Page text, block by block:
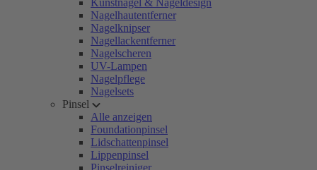
Kunstnägel & Nageldesign
Nagelhautentferner
Nagelknipser
Nagellackentferner
Nagelscheren
UV-Lampen
Nagelpflege
Nagelsets
Pinsel
Alle anzeigen
Foundationpinsel
Lidschattenpinsel
Lippenpinsel
Pinselreiniger